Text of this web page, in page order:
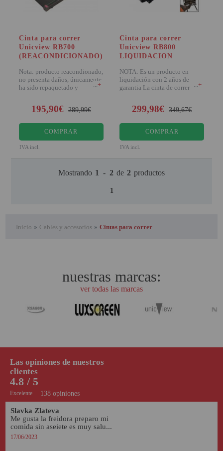
PINBALL VIRTUAL
PROYECTOR 3D
PROYECTOR FULLHD Y HD
PROYECTOR CON TDT
PROYECTOR CON WIFI
PROYECTOR DE LED
PROYECTOR DE TIRO
PROYECTOR PARA CINE EN
PROYECTOR PARA EL
PROYECTORES 2K O 4K
REACONDICIONADOS
¿QUÉ MODELO NECESITO?
OFERTAS DESTACADAS
TIPOS DE PROYECTOR
PANTALLAS DE
PROYECCIÓN
PRODUCTOS
Cinta para correr
Unicview RB700
(REACONDICIONADO)
Nota: producto reacondionado,
no presenta daños, únicamente
ha sido repaquetado y
+
195,90€ 289,99€
COMPRAR
IVA incl.
Cinta para correr
Unicview RB800
LIQUIDACION
NOTA: Es un producto en
liquidación con 2 años de
garantia La cinta de correr
+
299,98€ 349,67€
COMPRAR
IVA incl.
Mostrando 1 - 2 de 2 productos
1
Inicio » Cables y accesorios » Cintas para correr
nuestras marcas:
ver todas las marcas
138 opiniones
4.8 / 5
Excelente
Las opiniones de nuestros
clientes
Slavka Zlateva
Me gusta la freidora preparo mi
comida sin aseiete es muy salu...
17/06/2023